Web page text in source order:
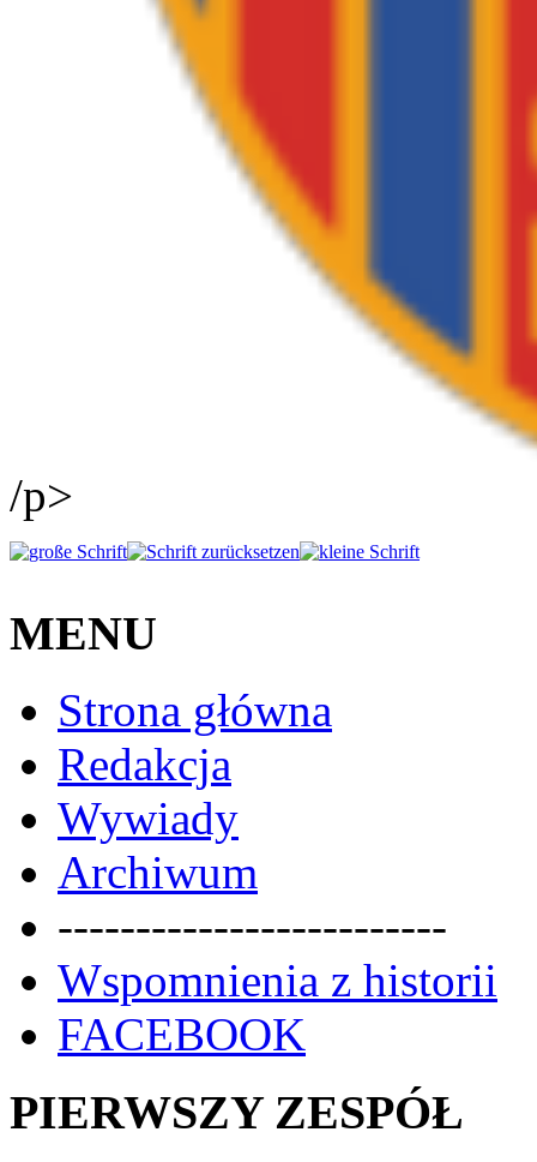
/p>
MENU
Strona główna
Redakcja
Wywiady
Archiwum
-------------------------
Wspomnienia z historii
FACEBOOK
PIERWSZY ZESPÓŁ